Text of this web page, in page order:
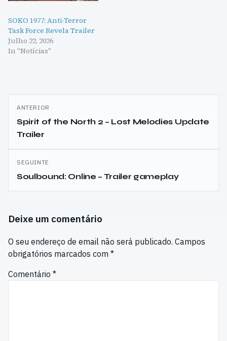
SOKO 1977: Anti-Terror
Task Force Revela Trailer
Julho 22, 2026
In "Notícias"
Navegação
de
artigos
ANTERIOR
Spirit of the North 2 – Lost Melodies Update
Trailer
SEGUINTE
Soulbound: Online – Trailer gameplay
Deixe um comentário
O seu endereço de email não será publicado. Campos
obrigatórios marcados com *
Comentário *